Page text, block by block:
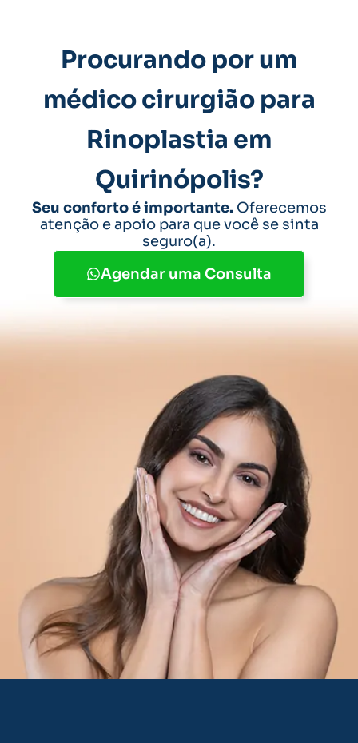
Procurando por um
médico cirurgião para
Rinoplastia em
Quirinópolis?
Seu conforto é importante. Oferecemos
atenção e apoio para que você se sinta
seguro(a).
Agendar uma Consulta